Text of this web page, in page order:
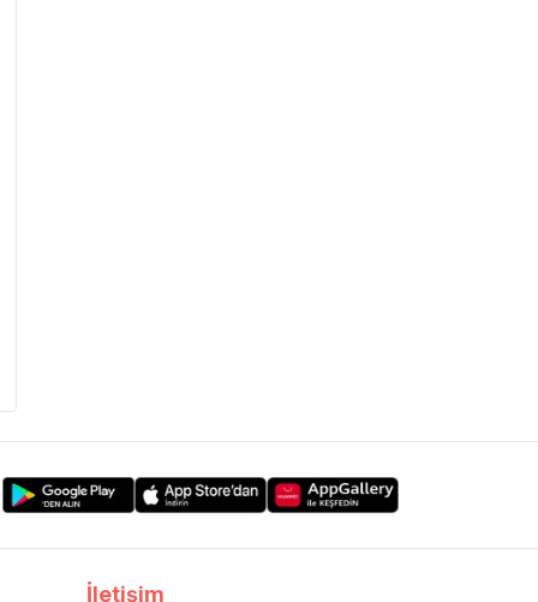
İletişim